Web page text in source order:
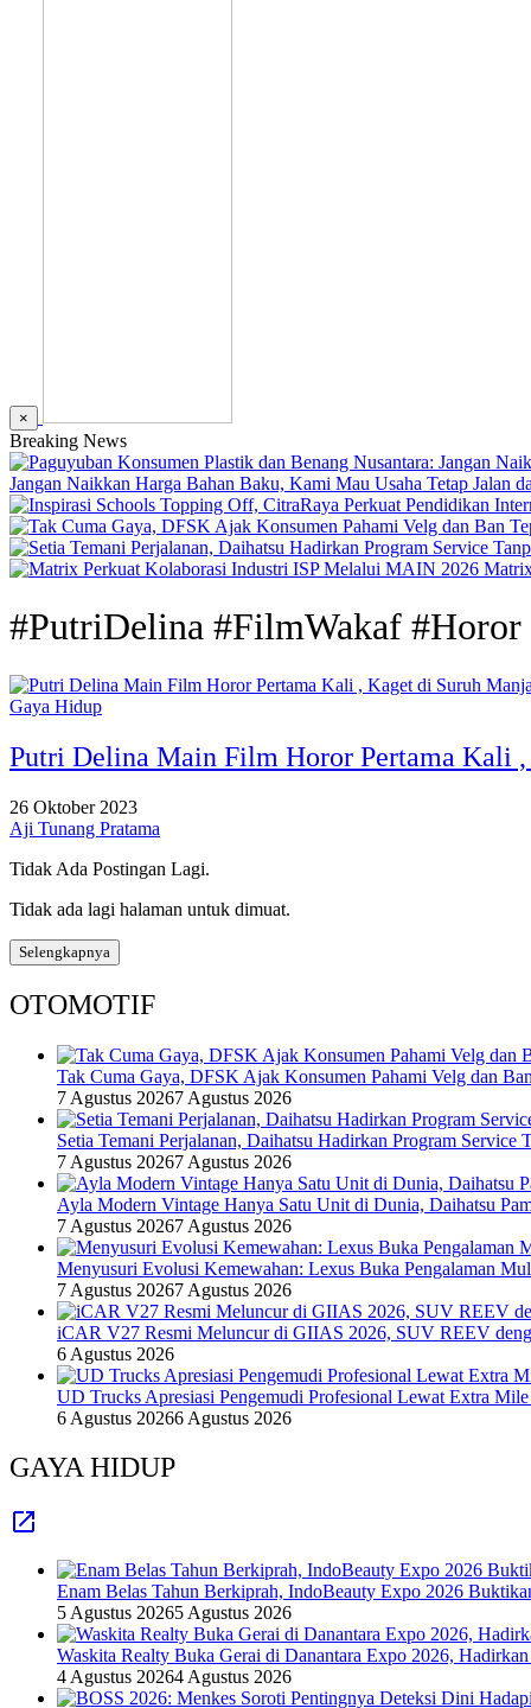
×
Breaking News
Jangan Naikkan Harga Bahan Baku, Kami Mau Usaha Tetap Jalan
#PutriDelina #FilmWakaf #Horor
Gaya Hidup
Putri Delina Main Film Horor Pertama Kali
26 Oktober 2023
Aji Tunang Pratama
Tidak Ada Postingan Lagi.
Tidak ada lagi halaman untuk dimuat.
Selengkapnya
OTOMOTIF
Tak Cuma Gaya, DFSK Ajak Konsumen Pahami Velg dan
7 Agustus 20267 Agustus 2026
Setia Temani Perjalanan, Daihatsu Hadirkan Program
7 Agustus 20267 Agustus 2026
Ayla Modern Vintage Hanya Satu Unit di Dunia, Daihatsu
7 Agustus 20267 Agustus 2026
Menyusuri Evolusi Kemewahan: Lexus Buka Pengalaman
7 Agustus 20267 Agustus 2026
iCAR V27 Resmi Meluncur di GIIAS 2026, SUV REEV
6 Agustus 2026
UD Trucks Apresiasi Pengemudi Profesional Lewat Extra
6 Agustus 20266 Agustus 2026
GAYA HIDUP
Enam Belas Tahun Berkiprah, IndoBeauty Expo 2026
5 Agustus 20265 Agustus 2026
Waskita Realty Buka Gerai di Danantara Expo 2026,
4 Agustus 20264 Agustus 2026